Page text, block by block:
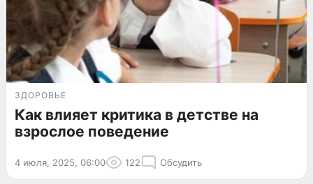
ЗДОРОВЬЕ
Как влияет критика в детстве на
взрослое поведение
4 июля, 2025, 06:00 122 Обсудить